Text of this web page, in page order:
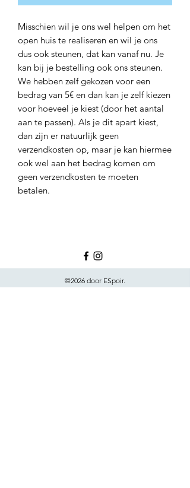
Misschien wil je ons wel helpen om het
open huis te realiseren en wil je ons
dus ook steunen, dat kan vanaf nu. Je
kan bij je bestelling ook ons steunen.
We hebben zelf gekozen voor een
bedrag van 5€ en dan kan je zelf kiezen
voor hoeveel je kiest (door het aantal
aan te passen). Als je dit apart kiest,
dan zijn er natuurlijk geen
verzendkosten op, maar je kan hiermee
ook wel aan het bedrag komen om
geen verzendkosten te moeten
betalen.
©2026 door ESpoir.